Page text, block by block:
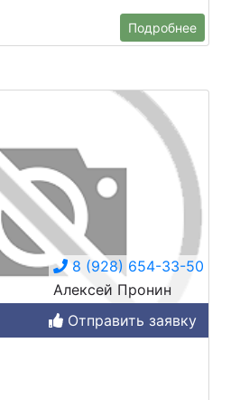
Подробнее
8 (928) 654-33-50
Алексей Пронин
Отправить заявку